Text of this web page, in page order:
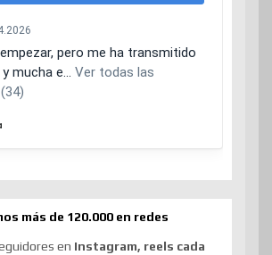
más de 120.000 en redes
en Instagram, reels cada